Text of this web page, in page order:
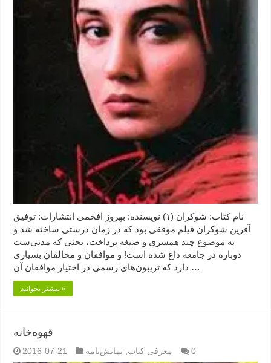
نام کتاب: شوکران (۱) نویسنده: بهروز افخمی انتشارات: توفیق
آفرین شوکران فیلم موفقی بود که در زمان درستی ساخته شد و
به موضوع چند همسری و صیغه پرداخت، بحثی که مدتی‌ست
دوباره در جامعه داغ شده است! و موافقان و مخالفان بسیاری
دارد که تریبون‌های رسمی در اختیار موافقان آن …
بیشتر بخوانید »
قهوه‌خانه
2016-07-21 معرفی کتاب, نمایش‌نامه 0